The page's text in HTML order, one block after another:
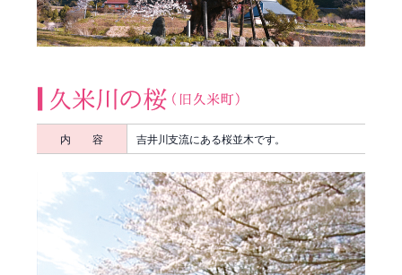
内 容 吉井川支流にある桜並木です。